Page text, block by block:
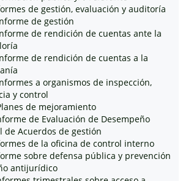
de gestión, evaluación y auditoría
de gestión
de rendición de cuentas ante la
de rendición de cuentas a la
a organismos de inspección,
y control
de mejoramiento
de Evaluación de Desempeño
de Acuerdos de gestión
de la oficina de control interno
sobre defensa pública y prevención
antijurídico